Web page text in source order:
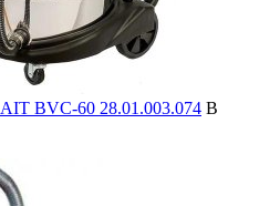
BVC-60 28.01.003.074 В